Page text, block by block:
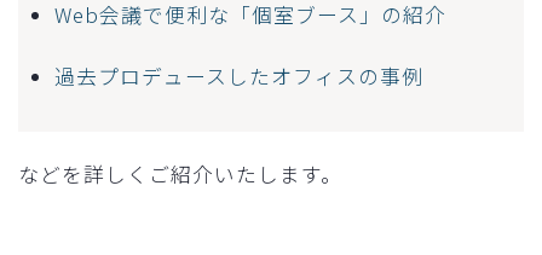
Web会議で便利な「個室ブース」の紹介
過去プロデュースしたオフィスの事例
などを詳しくご紹介いたします。